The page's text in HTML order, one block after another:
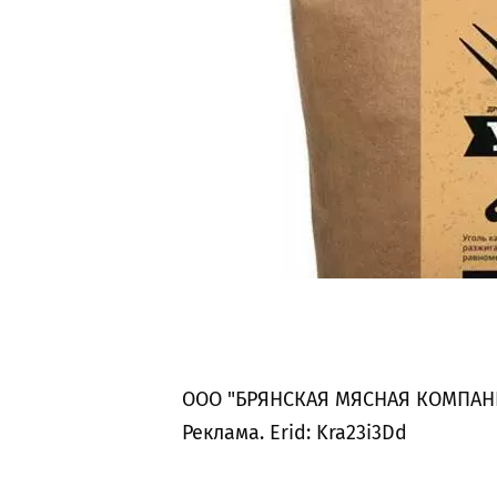
ООО "БРЯНСКАЯ МЯСНАЯ
Реклама. Erid: Kra23i3Dd